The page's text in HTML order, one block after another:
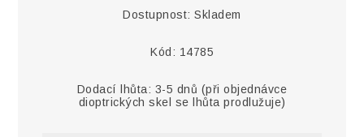
Dostupnost: Skladem
Kód: 14785
Dodací lhůta: 3-5 dnů (při objednávce
dioptrických skel se lhůta prodlužuje)